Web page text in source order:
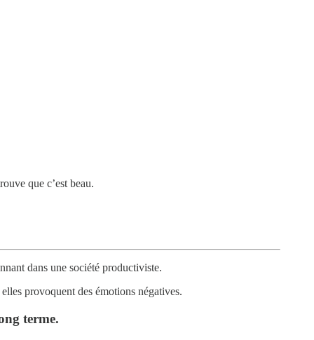
que c’est beau.
dans une société productiviste.
provoquent des émotions négatives.
terme.